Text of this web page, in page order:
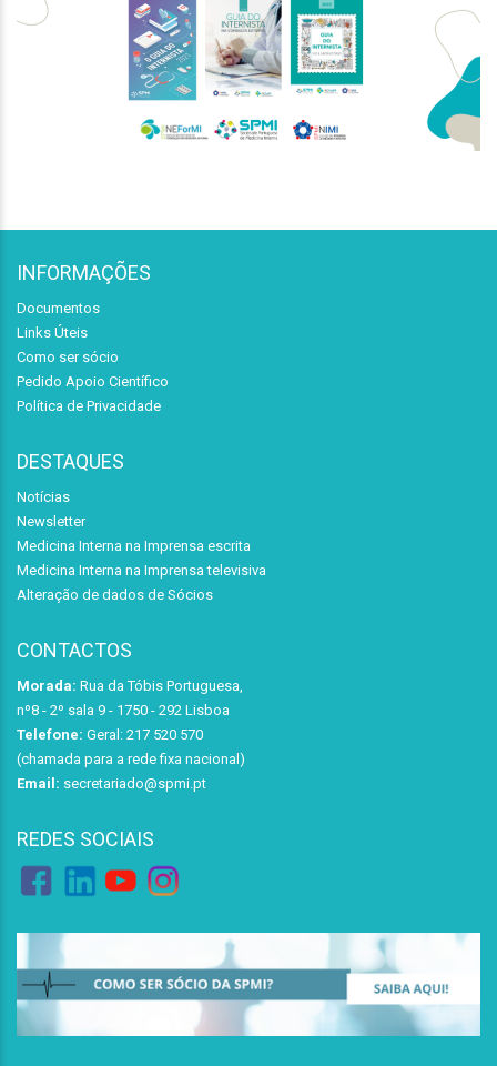
INFORMAÇÕES
Documentos
Links Úteis
Como ser sócio
Pedido Apoio Científico
Política de Privacidade
DESTAQUES
Notícias
Newsletter
Medicina Interna na Imprensa escrita
Medicina Interna na Imprensa televisiva
Alteração de dados de Sócios
CONTACTOS
Morada: Rua da Tóbis Portuguesa,
nº8 - 2º sala 9 - 1750 - 292 Lisboa
Telefone: Geral: 217 520 570
(chamada para a rede fixa nacional)
Email: secretariado@spmi.pt
REDES SOCIAIS